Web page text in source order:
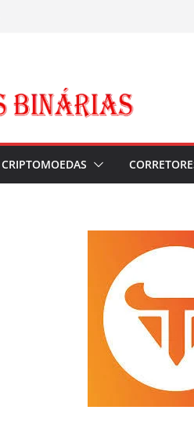
CRIPTOMOEDAS